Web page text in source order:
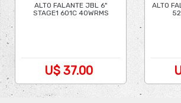
ALTO FALANTE JBL 6"
STAGE1 601C 40WRMS
U$ 37.00
ALTO